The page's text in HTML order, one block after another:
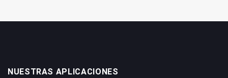
NUESTRAS APLICACIONES